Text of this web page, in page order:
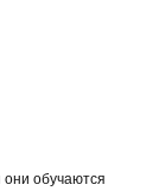
обучаются